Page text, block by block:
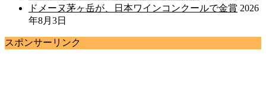
ドメーヌ茅ヶ岳が、日本ワインコンクールで金賞 2026
年8月3日
スポンサーリンク